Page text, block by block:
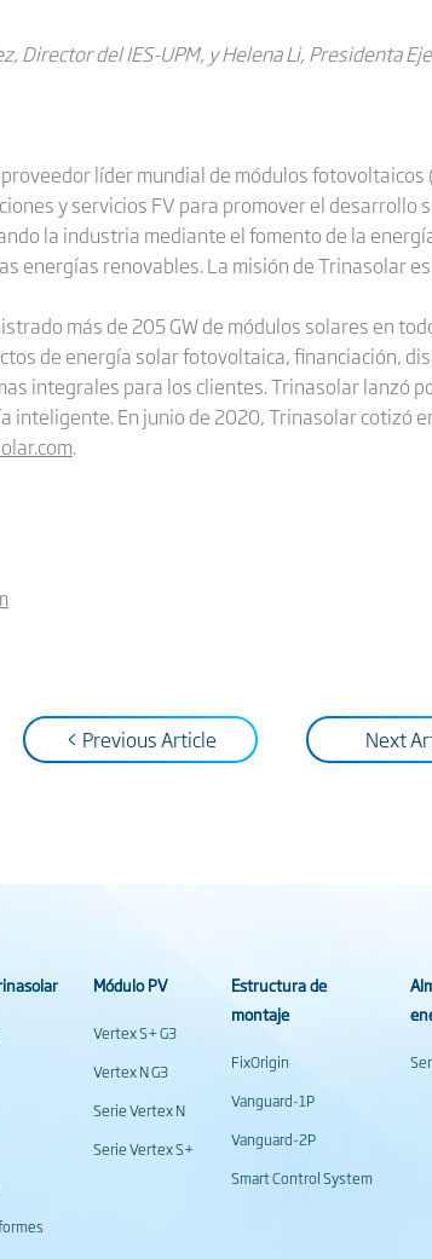
Director del IES-UPM, y Helena Li, Presidenta
líder mundial de módulos
y servicios FV para promover el desarrollo
la industria mediante el fomento de la
energías renovables. La misión de Trinasolar
más de 205 GW de módulos solares en
de energía solar fotovoltaica, financiación,
integrales para los clientes. Trinasolar lanzó
En junio de 2020, Trinasolar cotizó
.
< Previous Article Next
Módulo PV
Vertex S+ G3
Vertex N G3
Serie Vertex N
Serie Vertex S+
Estructura de
montaje
FixOrigin
Vanguard-1P
Vanguard-2P
Smart Control System